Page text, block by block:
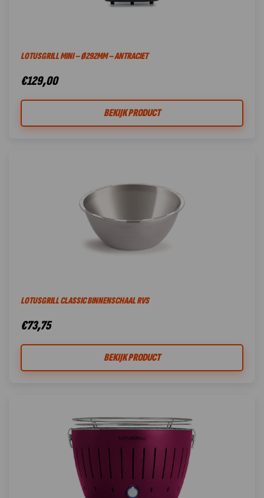
LOTUSGRILL MINI – Ø292MM – ANTRACIET
€129,00
BEKIJK PRODUCT
LOTUSGRILL CLASSIC BINNENSCHAAL RVS
€73,75
BEKIJK PRODUCT